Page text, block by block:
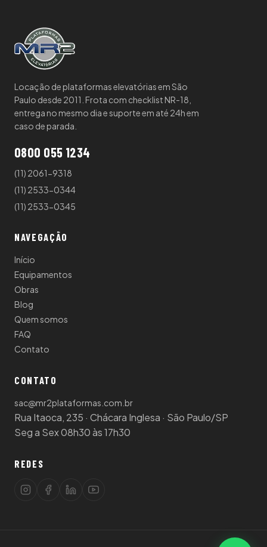
Locação de plataformas elevatórias em São
Paulo desde 2011. Frota com checklist NR-18,
entrega no mesmo dia e suporte em até 24h em
caso de parada.
0800 055 1234
(11) 2061-9318
(11) 2533-0344
(11) 2533-0345
NAVEGAÇÃO
Início
Equipamentos
Obras
Blog
Quem somos
FAQ
Contato
CONTATO
sac@mr2plataformas.com.br
Rua Itaoca, 235 · Chácara Inglesa · São Paulo/SP
Seg a Sex 08h30 às 17h30
REDES